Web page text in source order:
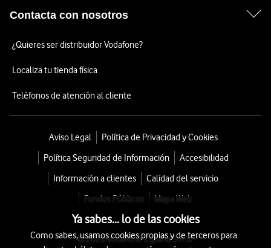
Contacta con nosotros
¿Quieres ser distribuidor Vodafone?
Localiza tu tienda física
Teléfonos de atención al cliente
Aviso Legal
Política de Privacidad y Cookies
Política Seguridad de Información
Accesibilidad
Información a clientes
Calidad del servicio
Fondos Públicos
Mapa Web
© 2026 Vodafone España S.A.U.
Ya sabes... lo de las cookies
Como sabes, usamos cookies propias y de terceros para